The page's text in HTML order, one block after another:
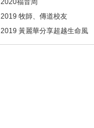
2020福音周
2019 牧師、傳道校友
2019 黃麗華分享超越生命風